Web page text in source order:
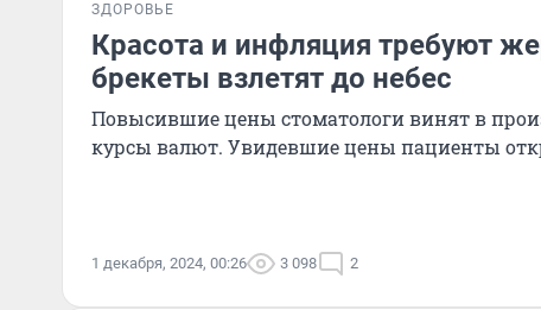
ЗДОРОВЬЕ
Красота и инфляция требуют
брекеты взлетят до небес
Повысившие цены стоматологи винят в
курсы валют. Увидевшие цены пациенты
1 декабря, 2024, 00:26 3 098 2